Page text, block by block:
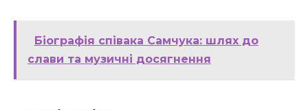
Біографія співака Самчука: шлях до
слави та музичні досягнення